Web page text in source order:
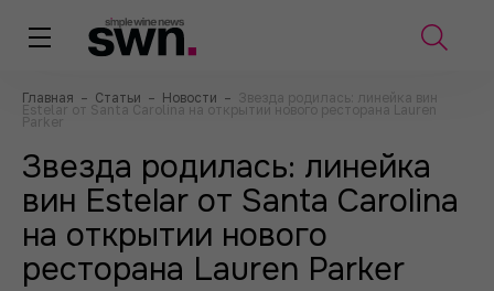
Главная – Статьи – Новости – Звезда родилась: линейка вин
Estelar от Santa Carolina на открытии нового ресторана Lauren
Parker
Звезда родилась: линейка
вин Estelar от Santa Carolina
на открытии нового
ресторана Lauren Parker